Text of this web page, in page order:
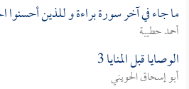
ما جاء في آخر سورة براءة و للذين أحسنوا
أحمد حطيبة
الوصايا قبل المنايا 3
أبو إسحاق الحويني